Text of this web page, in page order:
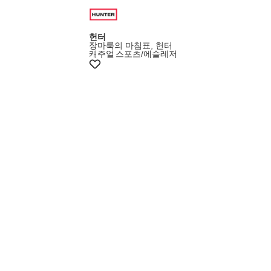
헌터
장마룩의 마침표, 헌터
캐주얼 스포츠/에슬레저